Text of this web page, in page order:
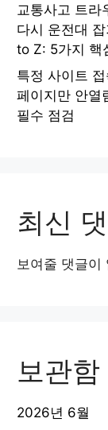
교통사고 트라
다시 운전대
to Z: 5가지 핵
특정 사이트
페이지만 안열
필수 점검
최신
보여줄 댓글이
보관함
2026년 6월